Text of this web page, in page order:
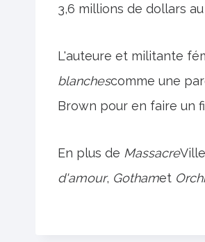
3,6 millions de dollars
L'auteure et militante
blanchescomme une
Brown pour en faire un
En plus de Massacre
d'amour, Gothamet